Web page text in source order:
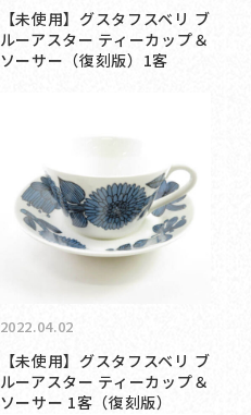
【未使用】グスタフスベリ ブ
ルーアスター ティーカップ＆
ソーサー（復刻版）1客
2022.04.02
【未使用】グスタフスベリ ブ
ルーアスター ティーカップ＆
ソーサー 1客（復刻版）